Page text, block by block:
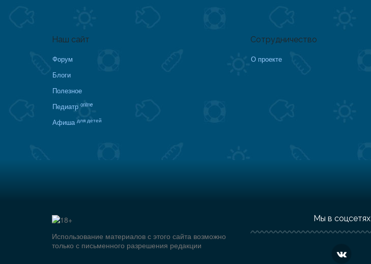
Наш сайт
Форум
Блоги
Полезное
Педиатр online
Афиша для детей
Сотрудничество
О проекте
Использование материалов с этого сайта возможно
только с письменного разрешения редакции
Мы в соцсетях